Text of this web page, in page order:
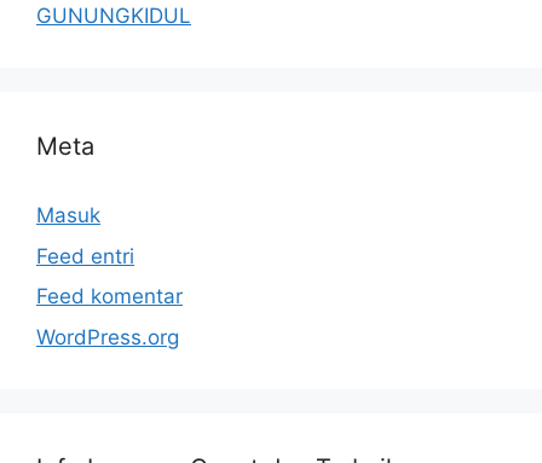
GUNUNGKIDUL
Meta
Masuk
Feed entri
Feed komentar
WordPress.org